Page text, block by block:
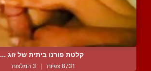
קלטת פורנו ביתית של זוג ...
8731 צפיות | 3 המלצות